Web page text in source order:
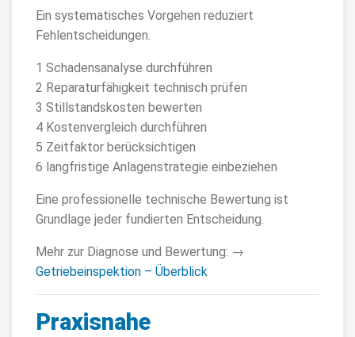
Ein systematisches Vorgehen reduziert
Fehlentscheidungen.
1 Schadensanalyse durchführen
2 Reparaturfähigkeit technisch prüfen
3 Stillstandskosten bewerten
4 Kostenvergleich durchführen
5 Zeitfaktor berücksichtigen
6 langfristige Anlagenstrategie einbeziehen
Eine professionelle technische Bewertung ist
Grundlage jeder fundierten Entscheidung.
Mehr zur Diagnose und Bewertung: →
Getriebeinspektion – Überblick
Praxisnahe